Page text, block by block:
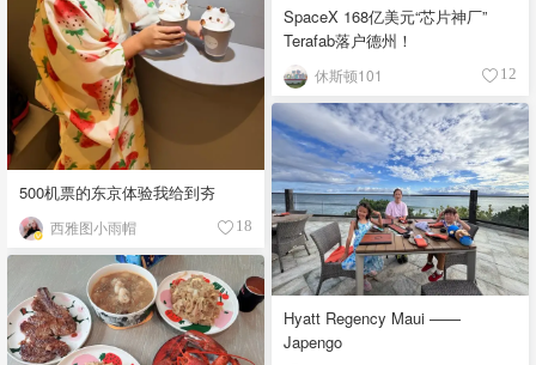
500机票的东京体验我给到夯
西雅图小雨帽 18
SpaceX 168亿美元“芯片神厂”
Terafab落户德州！
休斯顿101 12
Hyatt Regency Maui ——
Japengo